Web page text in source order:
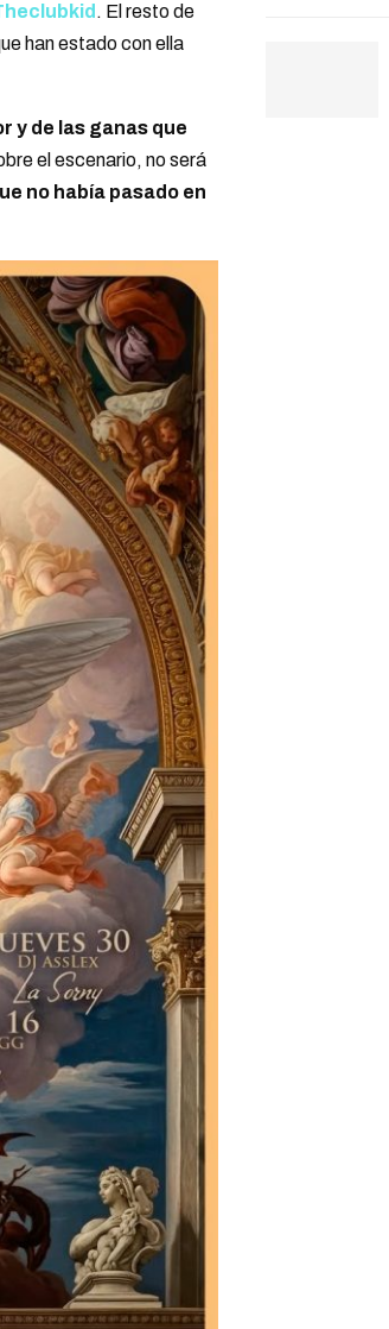
. El resto de
han estado con ella
y de las ganas que
el escenario, no será
no había pasado en